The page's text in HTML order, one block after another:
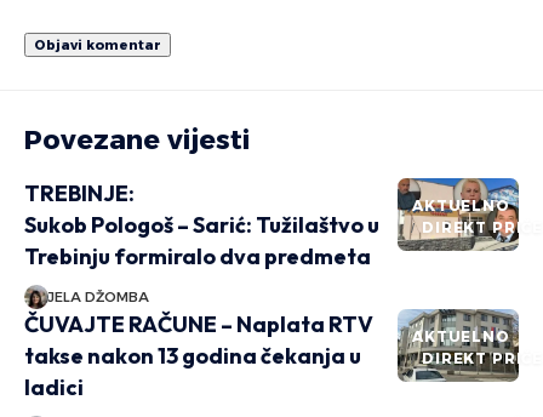
Povezane vijesti
AKTUELNO
DIREKT PRIČE
TREBINJE:
Sukob Pologoš – Sarić: Tužilaštvo u
Trebinju formiralo dva predmeta
JELA DŽOMBA
AKTUELNO
DIREKT PRIČE
ČUVAJTE RAČUNE – Naplata RTV
takse nakon 13 godina čekanja u
ladici